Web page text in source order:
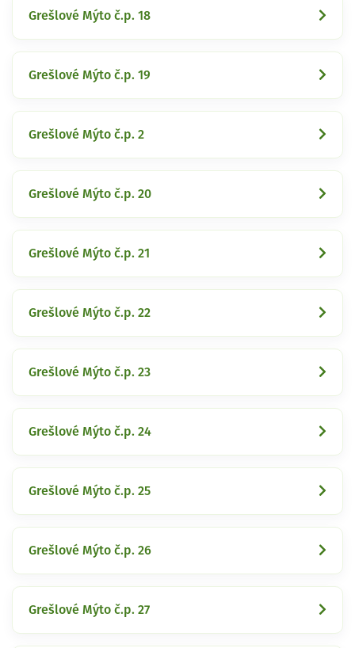
Grešlové Mýto č.p. 18
Grešlové Mýto č.p. 19
Grešlové Mýto č.p. 2
Grešlové Mýto č.p. 20
Grešlové Mýto č.p. 21
Grešlové Mýto č.p. 22
Grešlové Mýto č.p. 23
Grešlové Mýto č.p. 24
Grešlové Mýto č.p. 25
Grešlové Mýto č.p. 26
Grešlové Mýto č.p. 27